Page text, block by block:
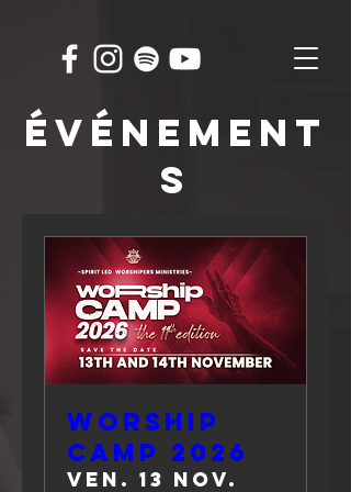
événement
s
WORSHIP
CAMP 2026
ven. 13 nov.